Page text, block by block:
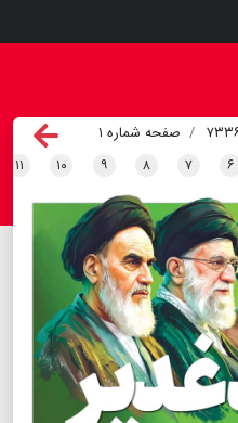
صفحه شماره ۱
۶ ۷ ۸ ۹ ۱۰ ۱۱